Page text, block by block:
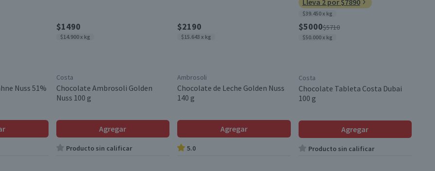
Nuss 51%
$1490
$14.900 x kg
Costa
Chocolate Ambrosoli Golden
Nuss 100 g
Agregar
Producto sin calificar
$2190
$15.643 x kg
Ambrosoli
Chocolate de Leche Golden Nuss
140 g
Agregar
5.0
Lleva 2 por $7890
$39.450 x kg
$5000$5710
$50.000 x kg
Costa
Chocolate Tableta Costa Dubai
100 g
Agregar
Producto sin calificar